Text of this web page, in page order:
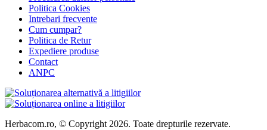
Politica Cookies
Intrebari frecvente
Cum cumpar?
Politica de Retur
Expediere produse
Contact
ANPC
Herbacom.ro, © Copyright 2026. Toate drepturile rezervate.